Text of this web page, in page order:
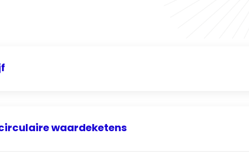
waardeketens